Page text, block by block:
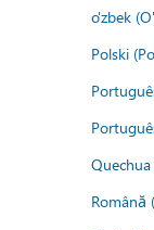
o'zbek
Polski
Română